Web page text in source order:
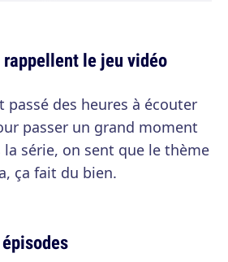
le jeu vidéo
passé des heures à écouter
passer un grand moment
la série, on sent que le thème
ça fait du bien.